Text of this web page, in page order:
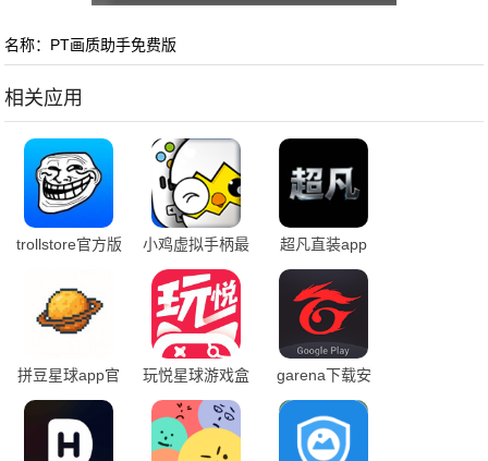
名称：PT画质助手免费版
相关应用
trollstore官方版
小鸡虚拟手柄最
新版本下载安装
超凡直装app
拼豆星球app官
方版
玩悦星球游戏盒
子app
garena下载安
装官方中文